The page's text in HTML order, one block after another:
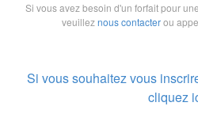
Si vous avez besoin d'un forfait pour
veuilleznous contacterou
Si vous souhaitez vous
cliquez